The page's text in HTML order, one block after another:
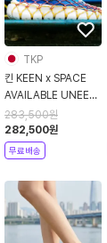
TKP
킨 KEEN x SPACE
AVAILABLE UNEEK
360 오픈 에어 스니커
즈 2.0
283,500원
282,500원
무료배송